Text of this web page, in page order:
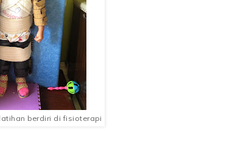
berdiri di fisioterapi